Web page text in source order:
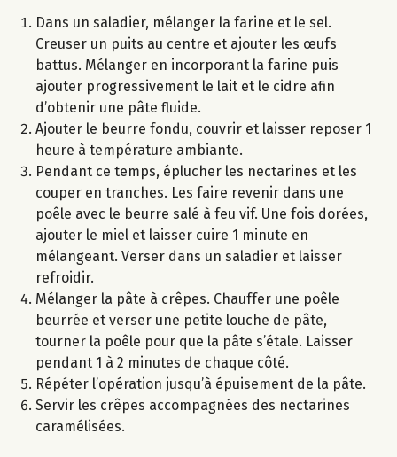
Dans un saladier, mélanger la farine et le sel.
Creuser un puits au centre et ajouter les œufs
battus. Mélanger en incorporant la farine puis
ajouter progressivement le lait et le cidre afin
d’obtenir une pâte fluide.
Ajouter le beurre fondu, couvrir et laisser reposer 1
heure à température ambiante.
Pendant ce temps, éplucher les nectarines et les
couper en tranches. Les faire revenir dans une
poêle avec le beurre salé à feu vif. Une fois dorées,
ajouter le miel et laisser cuire 1 minute en
mélangeant. Verser dans un saladier et laisser
refroidir.
Mélanger la pâte à crêpes. Chauffer une poêle
beurrée et verser une petite louche de pâte,
tourner la poêle pour que la pâte s’étale. Laisser
pendant 1 à 2 minutes de chaque côté.
Répéter l’opération jusqu’à épuisement de la pâte.
Servir les crêpes accompagnées des nectarines
caramélisées.